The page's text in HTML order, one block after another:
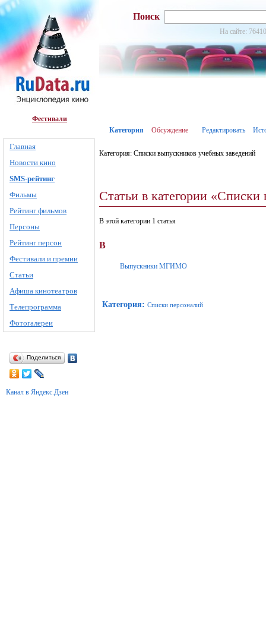
Фестивали
Главная
Новости кино
SMS-рейтинг
Фильмы
Рейтинг фильмов
Персоны
Рейтинг персон
Фестивали и премии
Статьи
Афиша кинотеатров
Телепрограмма
Фотогалереи
Поделиться
Канал в Яндекс.Дзен
Поиск
На сайте:
Категория Обсуждение Редактировать
Категория: Списки выпускников учебных заведений
Статьи в категории
В этой категории 1 статья
В
Выпускники МГИМО
Категория: Списки персоналий